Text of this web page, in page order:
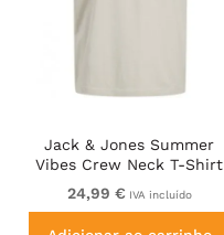
Jack & Jones Summer
Vibes Crew Neck T-Shirt
Moonbeam
24,99 € IVA incluído